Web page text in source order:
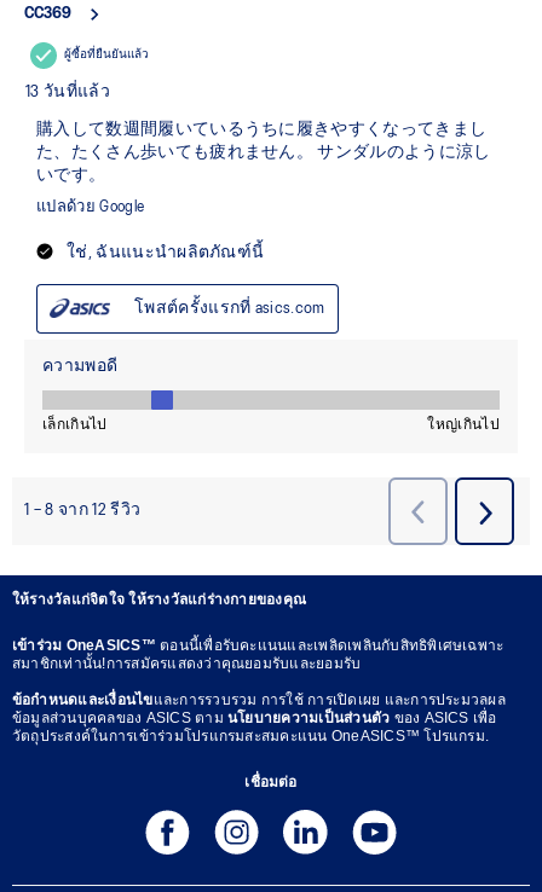
ให้รางวัลแก่จิตใจ ให้รางวัลแก่ร่างกายของคุณ
เข้าร่วม OneASICS™ตอนนี้เพื่อรับคะแนนและเพลิดเพลินกับสิทธิพิเศษเฉพาะ
สมาชิกเท่านั้น!การสมัครแสดงว่าคุณยอมรับและยอมรับ
ข้อกำหนดและเงื่อนไขและการรวบรวม การใช้ การเปิดเผย และการประมวลผล
ข้อมูลส่วนบุคคลของ ASICS ตาม นโยบายความเป็นส่วนตัว ของ ASICS เพื่อ
วัตถุประสงค์ในการเข้าร่วมโปรแกรมสะสมคะแนน OneASICS™ โปรแกรม.
เชื่อมต่อ